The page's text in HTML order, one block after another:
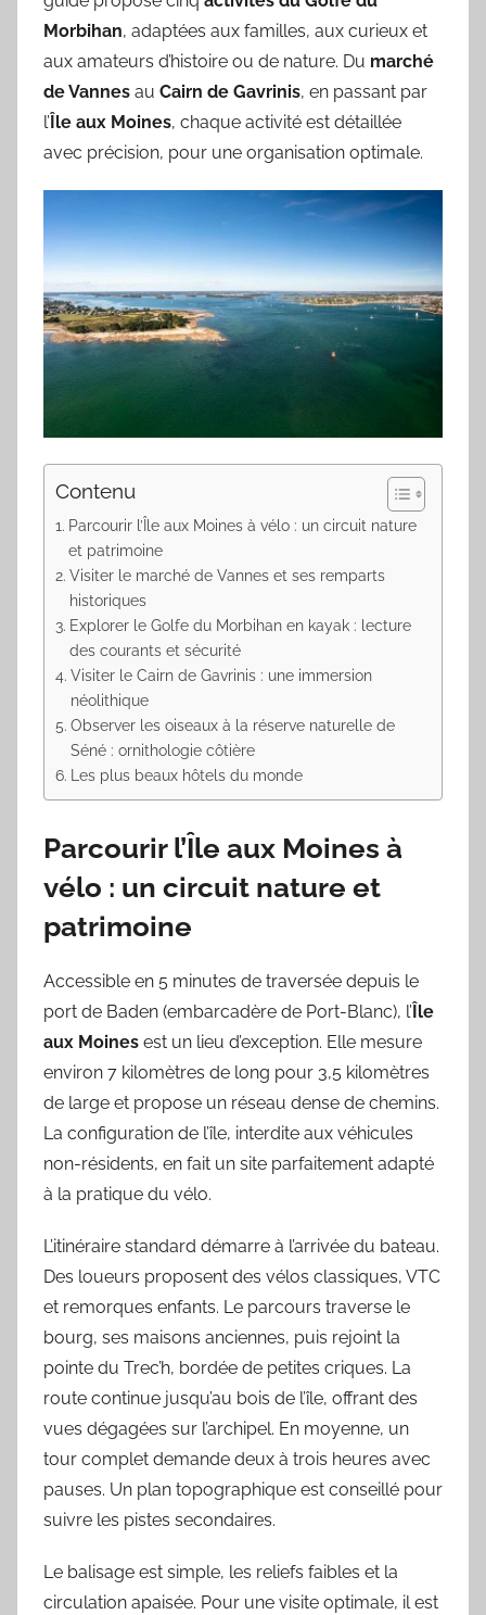
Morbihan, adaptées aux familles, aux curieux et
aux amateurs d’histoire ou de nature. Du marché
de Vannes au Cairn de Gavrinis, en passant par
l’Île aux Moines, chaque activité est détaillée
avec précision, pour une organisation optimale.
Contenu
Parcourir l’Île aux Moines à vélo : un circuit nature
et patrimoine
Visiter le marché de Vannes et ses remparts
historiques
Explorer le Golfe du Morbihan en kayak : lecture
des courants et sécurité
Visiter le Cairn de Gavrinis : une immersion
néolithique
Observer les oiseaux à la réserve naturelle de
Séné : ornithologie côtière
Les plus beaux hôtels du monde
Parcourir l’Île aux Moines à
vélo : un circuit nature et
patrimoine
Accessible en 5 minutes de traversée depuis le
port de Baden (embarcadère de Port-Blanc), l’Île
aux Moines est un lieu d’exception. Elle mesure
environ 7 kilomètres de long pour 3,5 kilomètres
de large et propose un réseau dense de chemins.
La configuration de l’île, interdite aux véhicules
non-résidents, en fait un site parfaitement adapté
à la pratique du vélo.
L’itinéraire standard démarre à l’arrivée du bateau.
Des loueurs proposent des vélos classiques, VTC
et remorques enfants. Le parcours traverse le
bourg, ses maisons anciennes, puis rejoint la
pointe du Trec’h, bordée de petites criques. La
route continue jusqu’au bois de l’île, offrant des
vues dégagées sur l’archipel. En moyenne, un
tour complet demande deux à trois heures avec
pauses. Un plan topographique est conseillé pour
suivre les pistes secondaires.
Le balisage est simple, les reliefs faibles et la
circulation apaisée. Pour une visite optimale, il est